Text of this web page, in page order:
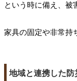
という時に備え、被
家具の固定や非常持
地域と連携した